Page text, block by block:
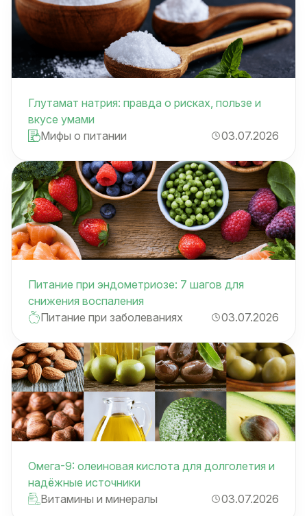
Глутамат натрия: правда о рисках, пользе и
вкусе умами
Мифы о питании
03.07.2026
Питание при эндометриозе: 7 шагов для
снижения воспаления
Питание при заболеваниях
03.07.2026
Омега-9: олеиновая кислота для долголетия и
надёжные источники
Витамины и минералы
03.07.2026